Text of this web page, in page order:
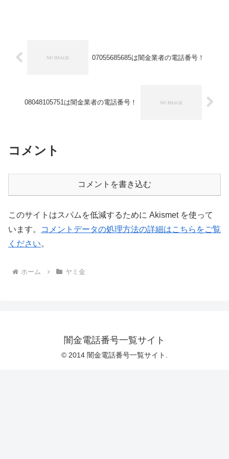
07055685685は闇金業者の電話番号！
08048105751は闇金業者の電話番号！
コメント
コメントを書き込む
このサイトはスパムを低減するために Akismet を使って
います。
コメントデータの処理方法の詳細はこちらをご覧
ください。
ホーム ヤミ金
闇金電話番号一覧サイト
© 2014 闇金電話番号一覧サイト.